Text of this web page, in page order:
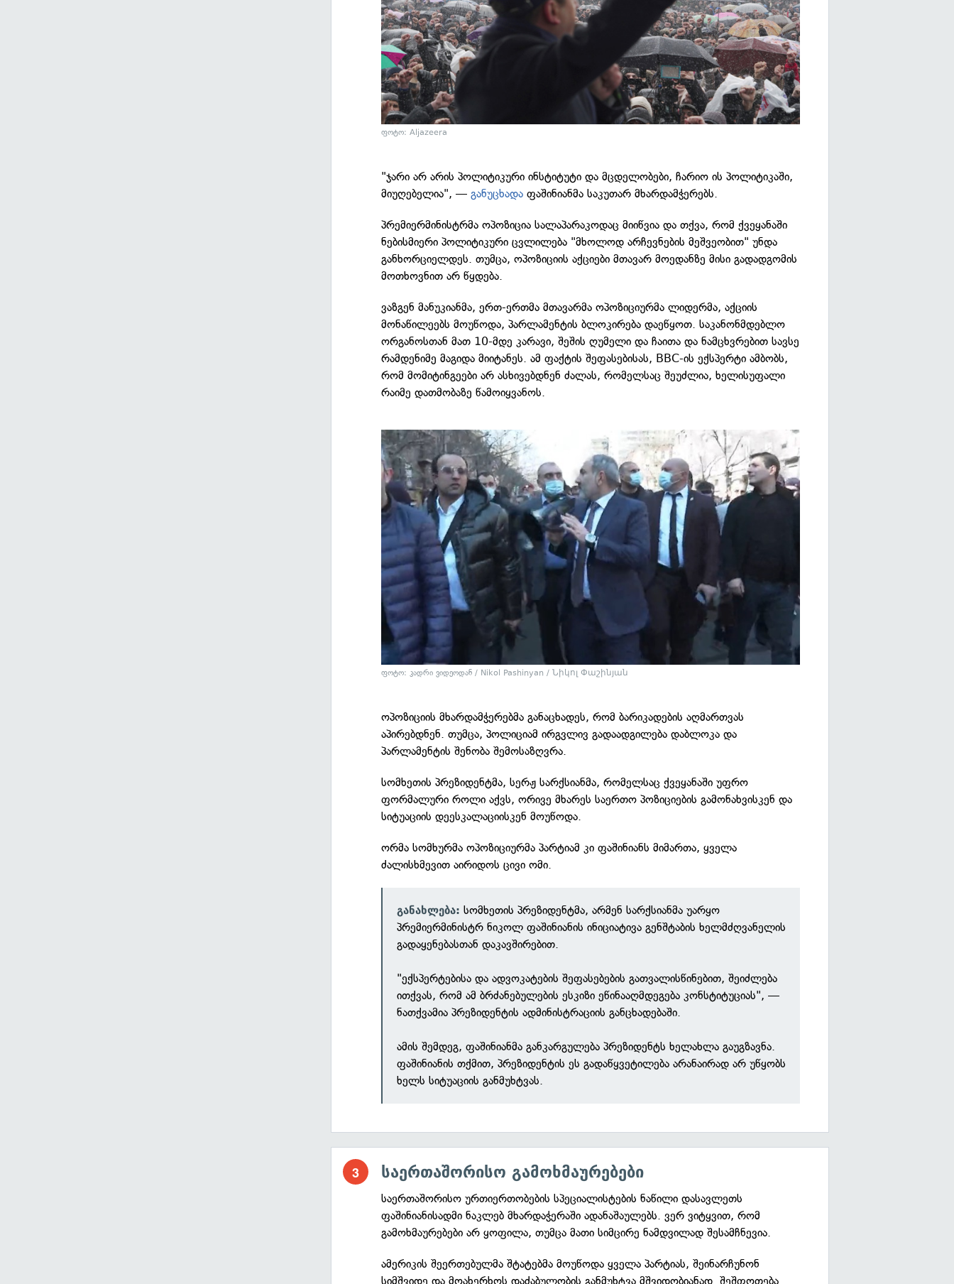
ფოტო: Aljazeera
"ჯარი არ არის პოლიტიკური ინსტიტუტი და მცდელობები, ჩარიო ის პოლიტიკაში,
მიუღებელია", — განუცხადა ფაშინიანმა საკუთარ მხარდამჭერებს.
პრემიერმინისტრმა ოპოზიცია სალაპარაკოდაც მიიწვია და თქვა, რომ ქვეყანაში
ნებისმიერი პოლიტიკური ცვლილება "მხოლოდ არჩევნების მეშვეობით" უნდა
განხორციელდეს. თუმცა, ოპოზიციის აქციები მთავარ მოედანზე მისი გადადგომის
მოთხოვნით არ წყდება.
ვაზგენ მანუკიანმა, ერთ-ერთმა მთავარმა ოპოზიციურმა ლიდერმა, აქციის
მონაწილეებს მოუწოდა, პარლამენტის ბლოკირება დაეწყოთ. საკანონმდებლო
ორგანოსთან მათ 10-მდე კარავი, შეშის ღუმელი და ჩაითა და ნამცხვრებით სავსე
რამდენიმე მაგიდა მიიტანეს. ამ ფაქტის შეფასებისას, BBC-ის ექსპერტი ამბობს,
რომ მომიტინგეები არ ასხივებდნენ ძალას, რომელსაც შეუძლია, ხელისუფალი
რაიმე დათმობაზე წამოიყვანოს.
ფოტო: კადრი ვიდეოდან / Nikol Pashinyan / Նիկոլ Փաշինյան
ოპოზიციის მხარდამჭერებმა განაცხადეს, რომ ბარიკადების აღმართვას
აპირებდნენ. თუმცა, პოლიციამ ირგვლივ გადაადგილება დაბლოკა და
პარლამენტის შენობა შემოსაზღვრა.
სომხეთის პრეზიდენტმა, სერჟ სარქსიანმა, რომელსაც ქვეყანაში უფრო
ფორმალური როლი აქვს, ორივე მხარეს საერთო პოზიციების გამონახვისკენ და
სიტუაციის დეესკალაციისკენ მოუწოდა.
ორმა სომხურმა ოპოზიციურმა პარტიამ კი ფაშინიანს მიმართა, ყველა
ძალისხმევით აირიდოს ცივი ომი.
განახლება: სომხეთის პრეზიდენტმა, არმენ სარქსიანმა უარყო
პრემიერმინისტრ ნიკოლ ფაშინიანის ინიციატივა გენშტაბის ხელმძღვანელის
გადაყენებასთან დაკავშირებით.
"ექსპერტებისა და ადვოკატების შეფასებების გათვალისწინებით, შეიძლება
ითქვას, რომ ამ ბრძანებულების ესკიზი ეწინააღმდეგება კონსტიტუციას", —
ნათქვამია პრეზიდენტის ადმინისტრაციის განცხადებაში.
ამის შემდეგ, ფაშინიანმა განკარგულება პრეზიდენტს ხელახლა გაუგზავნა.
ფაშინიანის თქმით, პრეზიდენტის ეს გადაწყვეტილება არანაირად არ უწყობს
ხელს სიტუაციის განმუხტვას.
საერთაშორისო გამოხმაურებები
საერთაშორისო ურთიერთობების სპეციალისტების ნაწილი დასავლეთს
ფაშინიანისადმი ნაკლებ მხარდაჭერაში ადანაშაულებს. ვერ ვიტყვით, რომ
გამოხმაურებები არ ყოფილა, თუმცა მათი სიმცირე ნამდვილად შესამჩნევია.
ამერიკის შეერთებულმა შტატებმა მოუწოდა ყველა პარტიას, შეინარჩუნონ
სიმშვიდე და მოახერხოს დაძაბულობის განმუხტვა მშვიდობიანად. შეშფოთება